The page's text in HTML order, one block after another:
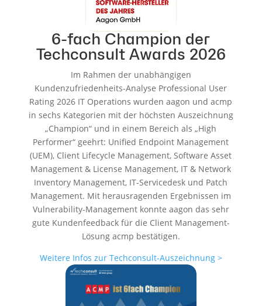
6-fach Champion der
Techconsult Awards 2026
Im Rahmen der unabhängigen
Kundenzufriedenheits-Analyse Professional User
Rating 2026 IT Operations wurden aagon und acmp
in sechs Kategorien mit der höchsten Auszeichnung
„Champion“ und in einem Bereich als „High
Performer“ geehrt: Unified Endpoint Management
(UEM), Client Lifecycle Management, Software Asset
Management & License Management, IT & Network
Inventory Management, IT-Servicedesk und Patch
Management. Mit herausragenden Ergebnissen im
Vulnerability-Management konnte aagon das sehr
gute Kundenfeedback für die Client Management-
Lösung acmp bestätigen.
Weitere Infos zur Techconsult-Auszeichnung >